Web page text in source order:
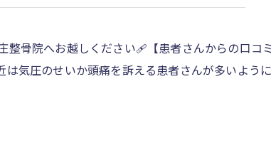
整骨院へお越しください🩹【患者さんからの口コ
は気圧のせいか頭痛を訴える患者さんが多いよう